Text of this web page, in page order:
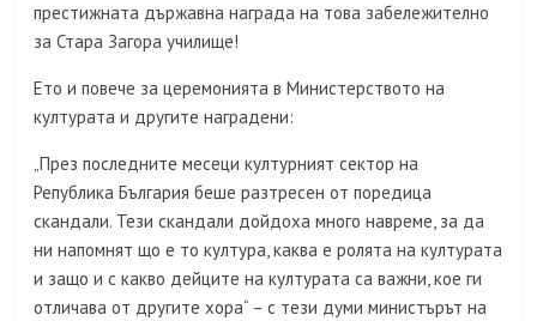
престижната държавна награда на това забележително
за Стара Загора училище!
Ето и повече за церемонията в Министерството на
културата и другите наградени:
„През последните месеци културният сектор на
Република България беше разтресен от поредица
скандали. Тези скандали дойдоха много навреме, за да
ни напомнят що е то култура, каква е ролята на културата
и защо и с какво дейците на културата са важни, кое ги
отличава от другите хора“ – с тези думи министърът на